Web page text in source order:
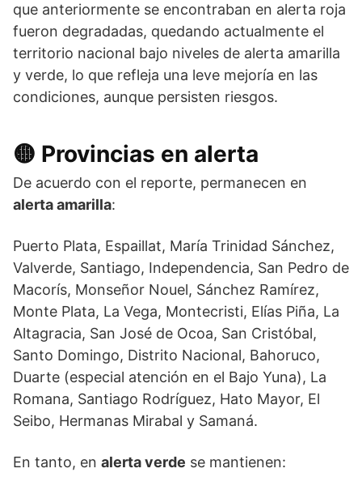
que anteriormente se encontraban en alerta roja
fueron degradadas, quedando actualmente el
territorio nacional bajo niveles de alerta amarilla
y verde, lo que refleja una leve mejoría en las
condiciones, aunque persisten riesgos.
🟡 Provincias en alerta
De acuerdo con el reporte, permanecen en
alerta amarilla:
Puerto Plata, Espaillat, María Trinidad Sánchez,
Valverde, Santiago, Independencia, San Pedro de
Macorís, Monseñor Nouel, Sánchez Ramírez,
Monte Plata, La Vega, Montecristi, Elías Piña, La
Altagracia, San José de Ocoa, San Cristóbal,
Santo Domingo, Distrito Nacional, Bahoruco,
Duarte (especial atención en el Bajo Yuna), La
Romana, Santiago Rodríguez, Hato Mayor, El
Seibo, Hermanas Mirabal y Samaná.
En tanto, en alerta verde se mantienen: